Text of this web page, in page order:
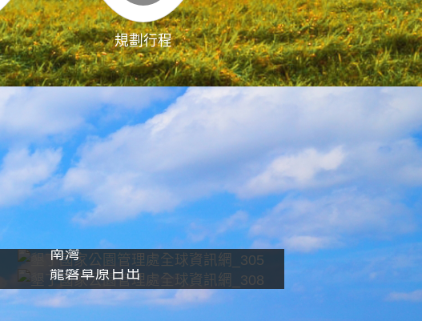
規劃行程 影像直播
南灣
龍磐草原日出